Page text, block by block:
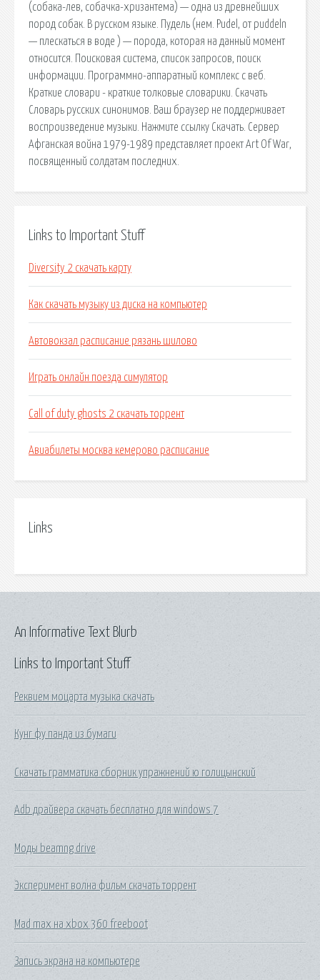
(собака-лев, собачка-хризантема) — одна из древнейших
пород собак. В русском языке. Пудель (нем. Pudel, от puddeln
— плескаться в воде ) — порода, которая на данный момент
относится. Поисковая сиcтема, список запросов, поиск
информации. Программно-аппаратный комплекс с веб.
Краткие словари - краткие толковые словарики. Скачать
Словарь русских синонимов. Ваш браузер не поддерживает
воспроизведение музыки. Нажмите ссылку Скачать. Сервер
Афганская война 1979-1989 представляет проект Art Of War,
посвященный солдатам последних.
Links to Important Stuff
Diversity 2 скачать карту
Как скачать музыку из диска на компьютер
Автовокзал расписание рязань шилово
Играть онлайн поезда симулятор
Call of duty ghosts 2 скачать торрент
Авиабилеты москва кемерово расписание
Links
Links to Important Stuff
Реквием моцарта музыка скачать
Кунг фу панда из бумаги
Скачать грамматика сборник упражнений ю голицынский
Adb драйвера скачать бесплатно для windows 7
Моды beamng drive
Эксперимент волна фильм скачать торрент
Mad max на xbox 360 freeboot
Запись экрана на компьютере
An Informative Text Blurb